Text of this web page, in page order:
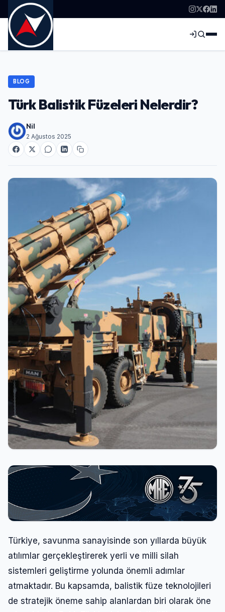
BLOG
Türk Balistik Füzeleri Nelerdir?
Nil
2 Ağustos 2025
Türkiye, savunma sanayisinde son yıllarda büyük
atılımlar gerçekleştirerek yerli ve milli silah
sistemleri geliştirme yolunda önemli adımlar
atmaktadır. Bu kapsamda, balistik füze teknolojileri
de stratejik öneme sahip alanlardan biri olarak öne